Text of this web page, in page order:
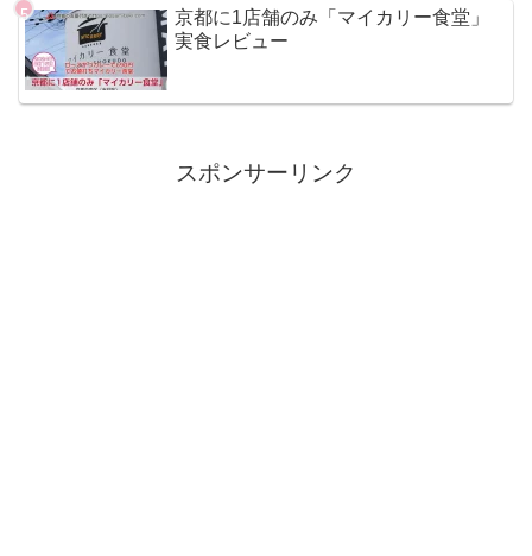
京都に1店舗のみ「マイカリー食堂」
実食レビュー
スポンサーリンク